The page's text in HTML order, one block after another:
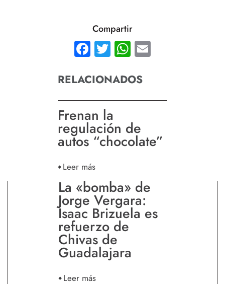
Compartir
Facebook
TwitterWhatsApp
RELACIONADOS
Frenan la
regulación de
autos “chocolate”
Leer más
La «bomba» de
Jorge Vergara:
Isaac Brizuela es
refuerzo de
Chivas de
Guadalajara
Leer más